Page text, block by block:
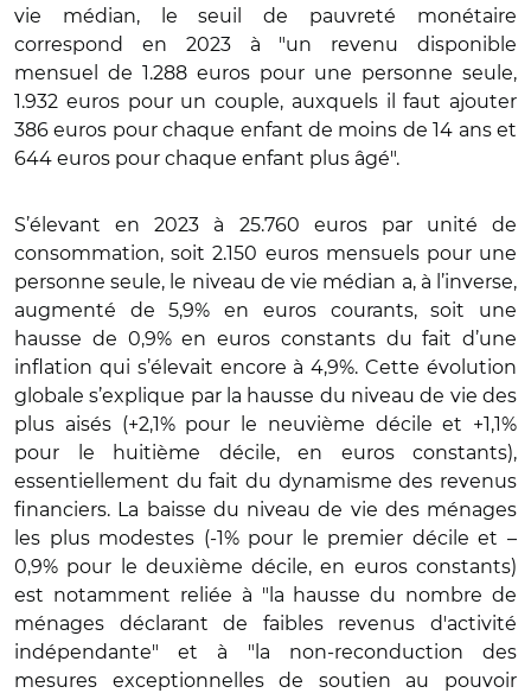
vie médian, le seuil de pauvreté monétaire
correspond en 2023 à "un revenu disponible
mensuel de 1.288 euros pour une personne seule,
1.932 euros pour un couple, auxquels il faut ajouter
386 euros pour chaque enfant de moins de 14 ans et
644 euros pour chaque enfant plus âgé".
S’élevant en 2023 à 25.760 euros par unité de
consommation, soit 2.150 euros mensuels pour une
personne seule, le niveau de vie médian a, à l’inverse,
augmenté de 5,9% en euros courants, soit une
hausse de 0,9% en euros constants du fait d’une
inflation qui s’élevait encore à 4,9%. Cette évolution
globale s’explique par la hausse du niveau de vie des
plus aisés (+2,1% pour le neuvième décile et +1,1%
pour le huitième décile, en euros constants),
essentiellement du fait du dynamisme des revenus
financiers. La baisse du niveau de vie des ménages
les plus modestes (-1% pour le premier décile et –
0,9% pour le deuxième décile, en euros constants)
est notamment reliée à "la hausse du nombre de
ménages déclarant de faibles revenus d'activité
indépendante" et à "la non-reconduction des
mesures exceptionnelles de soutien au pouvoir